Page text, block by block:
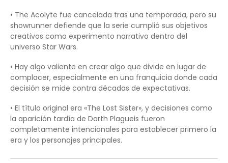
• The Acolyte fue cancelada tras una temporada, pero su
showrunner defiende que la serie cumplió sus objetivos
creativos como experimento narrativo dentro del
universo Star Wars.
• Hay algo valiente en crear algo que divide en lugar de
complacer, especialmente en una franquicia donde cada
decisión se mide contra décadas de expectativas.
• El título original era «The Lost Sister», y decisiones como
la aparición tardía de Darth Plagueis fueron
completamente intencionales para establecer primero la
era y los personajes principales.